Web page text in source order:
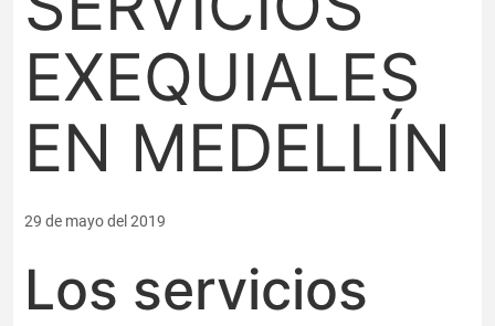
EXEQUIALES
EN MEDELLÍN
29 de mayo del 2019
Los servicios